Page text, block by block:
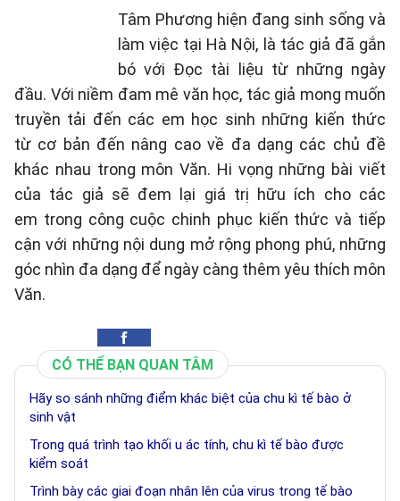
Tâm Phương hiện đang sinh sống và
làm việc tại Hà Nội, là tác giả đã gắn
bó với Đọc tài liệu từ những ngày
đầu. Với niềm đam mê văn học, tác giả mong muốn
truyền tải đến các em học sinh những kiến thức
từ cơ bản đến nâng cao về đa dạng các chủ đề
khác nhau trong môn Văn. Hi vọng những bài viết
của tác giả sẽ đem lại giá trị hữu ích cho các
em trong công cuộc chinh phục kiến thức và tiếp
cận với những nội dung mở rộng phong phú, những
góc nhìn đa dạng để ngày càng thêm yêu thích môn
Văn.
CÓ THỂ BẠN QUAN TÂM
Hãy so sánh những điểm khác biệt của chu kì tế bào ở
sinh vật
Trong quá trình tạo khối u ác tính, chu kì tế bào được
kiểm soát
Trình bày các giai đoạn nhân lên của virus trong tế bào